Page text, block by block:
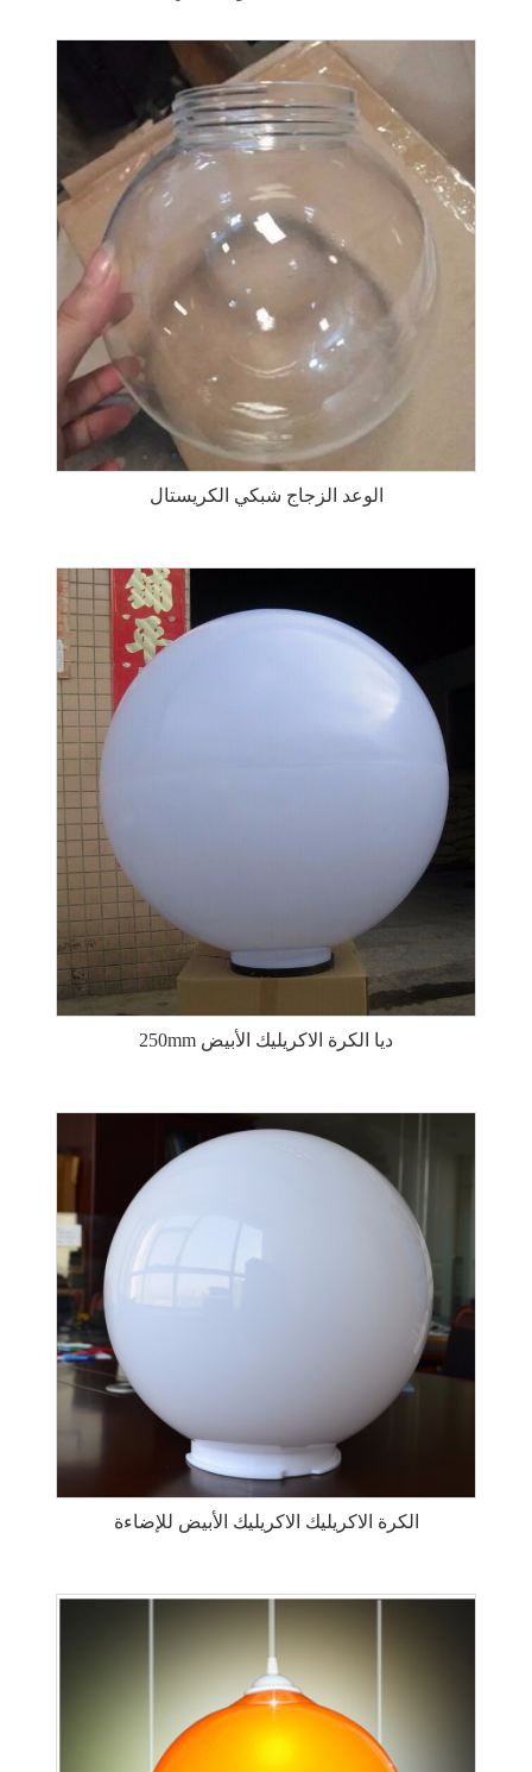
الوعد الزجاج شبكي الكريستال
250mm ديا الكرة الاكريليك الأبيض
الكرة الاكريليك الاكريليك الأبيض للإضاءة